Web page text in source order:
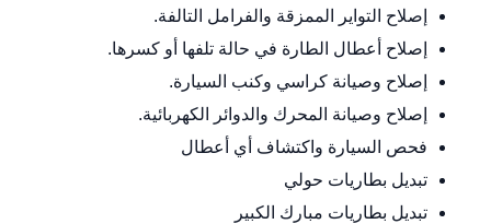
إصلاح التواير الممزقة والفرامل التالفة.
إصلاح أعطال الطارة في حالة تلفها أو كسرها.
إصلاح وصيانة كراسي وكنب السيارة.
إصلاح وصيانة المحرك والدوائر الكهربائية.
فحص السيارة واكتشاف أي أعطال
تبديل بطاريات حولي
تبديل بطاريات مبارك الكبير